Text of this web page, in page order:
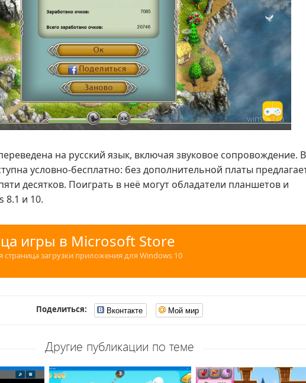
на русский язык, включая звуковое сопровождение. В
условно-бесплатно: без дополнительной платы
десятков. Поиграть в неё могут обладатели планшетов и
8.1 и 10.
игры в Microsoft Store
загрузки приложения для Windows 10
Поделиться: Вконтакте Мой мир
Другие публикации по теме